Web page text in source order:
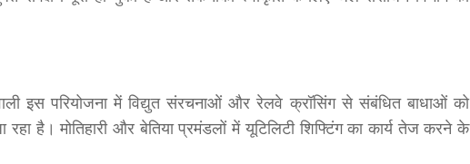
इस परियोजना में विद्युत संरचनाओं और रेलवे क्रॉसिंग से संबंधित बाधाओं को
है। मोतिहारी और बेतिया प्रमंडलों में यूटिलिटी शिफ्टिंग का कार्य तेज करने के